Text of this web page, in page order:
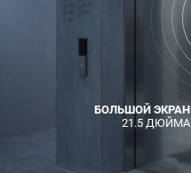
БОЛЬШОЙ ЭКРАН
21.5 ДЮЙМА